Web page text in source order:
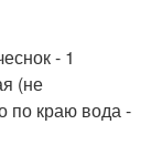
- 1
(не
по краю вода -